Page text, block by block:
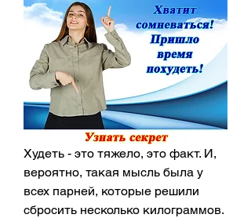
Худеть - это тяжело, это факт. И,
вероятно, такая мысль была у
всех парней, которые решили
сбросить несколько килограммов.